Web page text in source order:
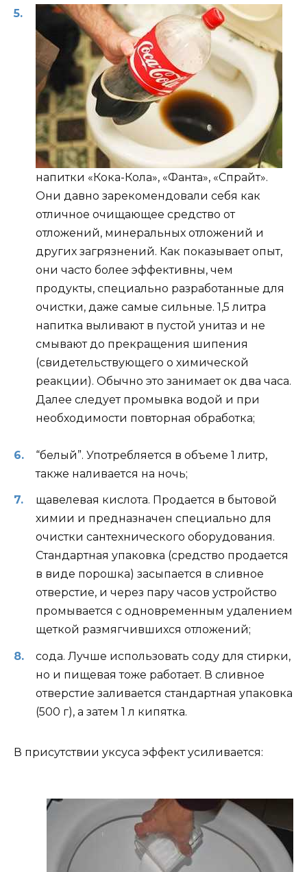
напитки «Кока-Кола», «Фанта», «Спрайт».
Они давно зарекомендовали себя как
отличное очищающее средство от
отложений, минеральных отложений и
других загрязнений. Как показывает опыт,
они часто более эффективны, чем
продукты, специально разработанные для
очистки, даже самые сильные. 1,5 литра
напитка выливают в пустой унитаз и не
смывают до прекращения шипения
(свидетельствующего о химической
реакции). Обычно это занимает ок два часа.
Далее следует промывка водой и при
необходимости повторная обработка;
“белый”. Употребляется в объеме 1 литр,
также наливается на ночь;
щавелевая кислота. Продается в бытовой
химии и предназначен специально для
очистки сантехнического оборудования.
Стандартная упаковка (средство продается
в виде порошка) засыпается в сливное
отверстие, и через пару часов устройство
промывается с одновременным удалением
щеткой размягчившихся отложений;
сода. Лучше использовать соду для стирки,
но и пищевая тоже работает. В сливное
отверстие заливается стандартная упаковка
(500 г), а затем 1 л кипятка.
В присутствии уксуса эффект усиливается: